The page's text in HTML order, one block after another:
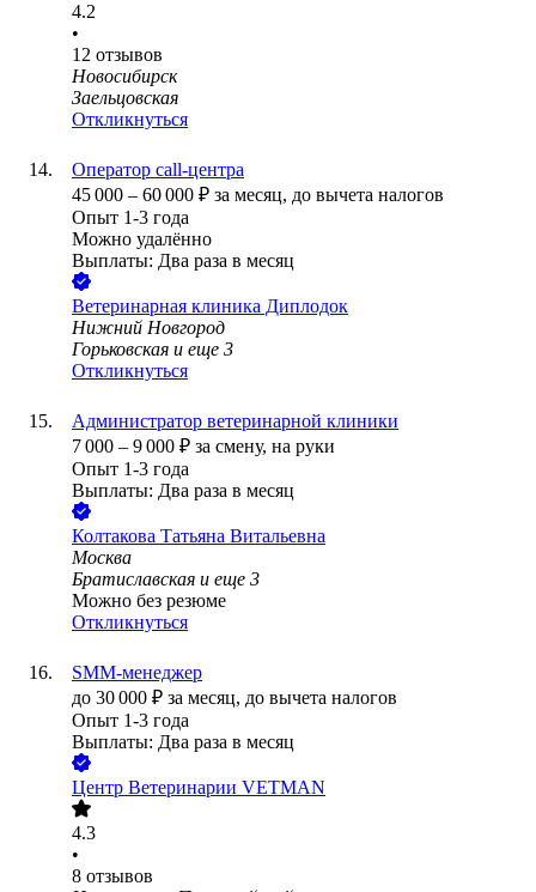
4.2
•
12 отзывов
Новосибирск
Заельцовская
Откликнуться
Оператор call-центра
45 000 – 60 000 ₽ за месяц, до вычета налогов
Опыт 1-3 года
Можно удалённо
Выплаты: Два раза в месяц
Ветеринарная клиника Диплодок
Нижний Новгород
Горьковская и еще 3
Откликнуться
Администратор ветеринарной клиники
7 000 – 9 000 ₽ за смену, на руки
Опыт 1-3 года
Выплаты: Два раза в месяц
Колтакова Татьяна Витальевна
Москва
Братиславская и еще 3
Можно без резюме
Откликнуться
SMM-менеджер
до 30 000 ₽ за месяц, до вычета налогов
Опыт 1-3 года
Выплаты: Два раза в месяц
Центр Ветеринарии VETMAN
4.3
•
8 отзывов